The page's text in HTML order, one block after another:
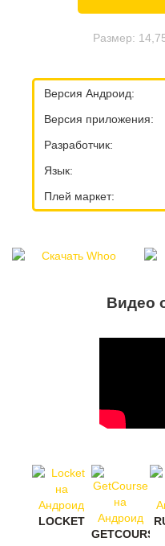
Размер:
Версия Андроид:
Версия приложения:
Разработчик:
Язык:
Плей маркет:
Видео
LOCKET
GETCOURSE